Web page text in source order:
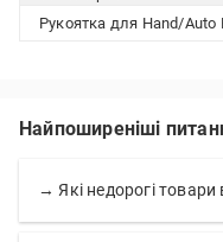
Рукоятка для Hand/Auto
Найпоширеніші
→ Які недорогі товари